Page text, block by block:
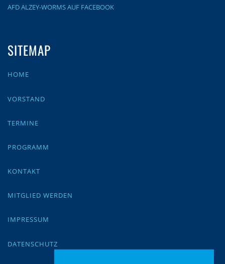
AFD ALZEY-WORMS AUF FACEBOOK
SITEMAP
HOME
VORSTAND
TERMINE
PROGRAMM
KONTAKT
MITGLIED WERDEN
IMPRESSUM
DATENSCHUTZ